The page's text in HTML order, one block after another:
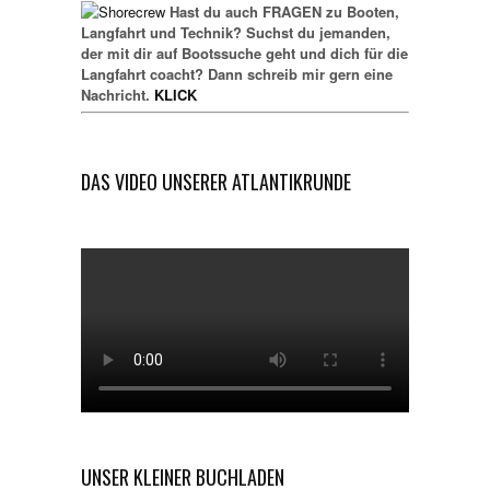
Hast du auch FRAGEN zu Booten,
Langfahrt und Technik? Suchst du jemanden,
der mit dir auf Bootssuche geht und dich für die
Langfahrt coacht? Dann schreib mir gern eine
Nachricht. KLICK
DAS VIDEO UNSERER ATLANTIKRUNDE
UNSER KLEINER BUCHLADEN